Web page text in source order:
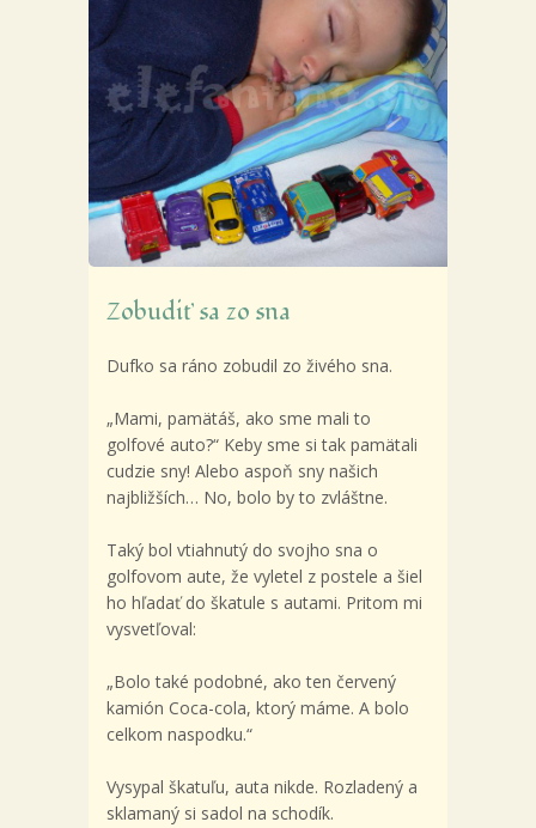
Zobudiť sa zo sna
Dufko sa ráno zobudil zo živého sna.
„Mami, pamätáš, ako sme mali to
golfové auto?“ Keby sme si tak pamätali
cudzie sny! Alebo aspoň sny našich
najbližších… No, bolo by to zvláštne.
Taký bol vtiahnutý do svojho sna o
golfovom aute, že vyletel z postele a šiel
ho hľadať do škatule s autami. Pritom mi
vysvetľoval:
„Bolo také podobné, ako ten červený
kamión Coca-cola, ktorý máme. A bolo
celkom naspodku.“
Vysypal škatuľu, auta nikde. Rozladený a
sklamaný si sadol na schodík.